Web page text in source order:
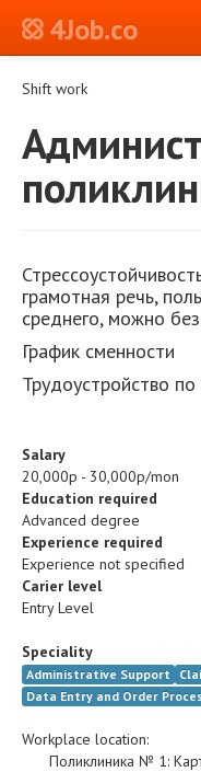
4Job.co
Shift work
грамотная речь,
среднего, можно
График сменности
Трудоустройство
Salary
20,000р - 30,000р/mon
Education required
Advanced degree
Experience required
Experience not specified
Carier level
Entry Level
Speciality
Administrative Support
Data Entry and Order
Workplace location:
Поликлиника № 1: